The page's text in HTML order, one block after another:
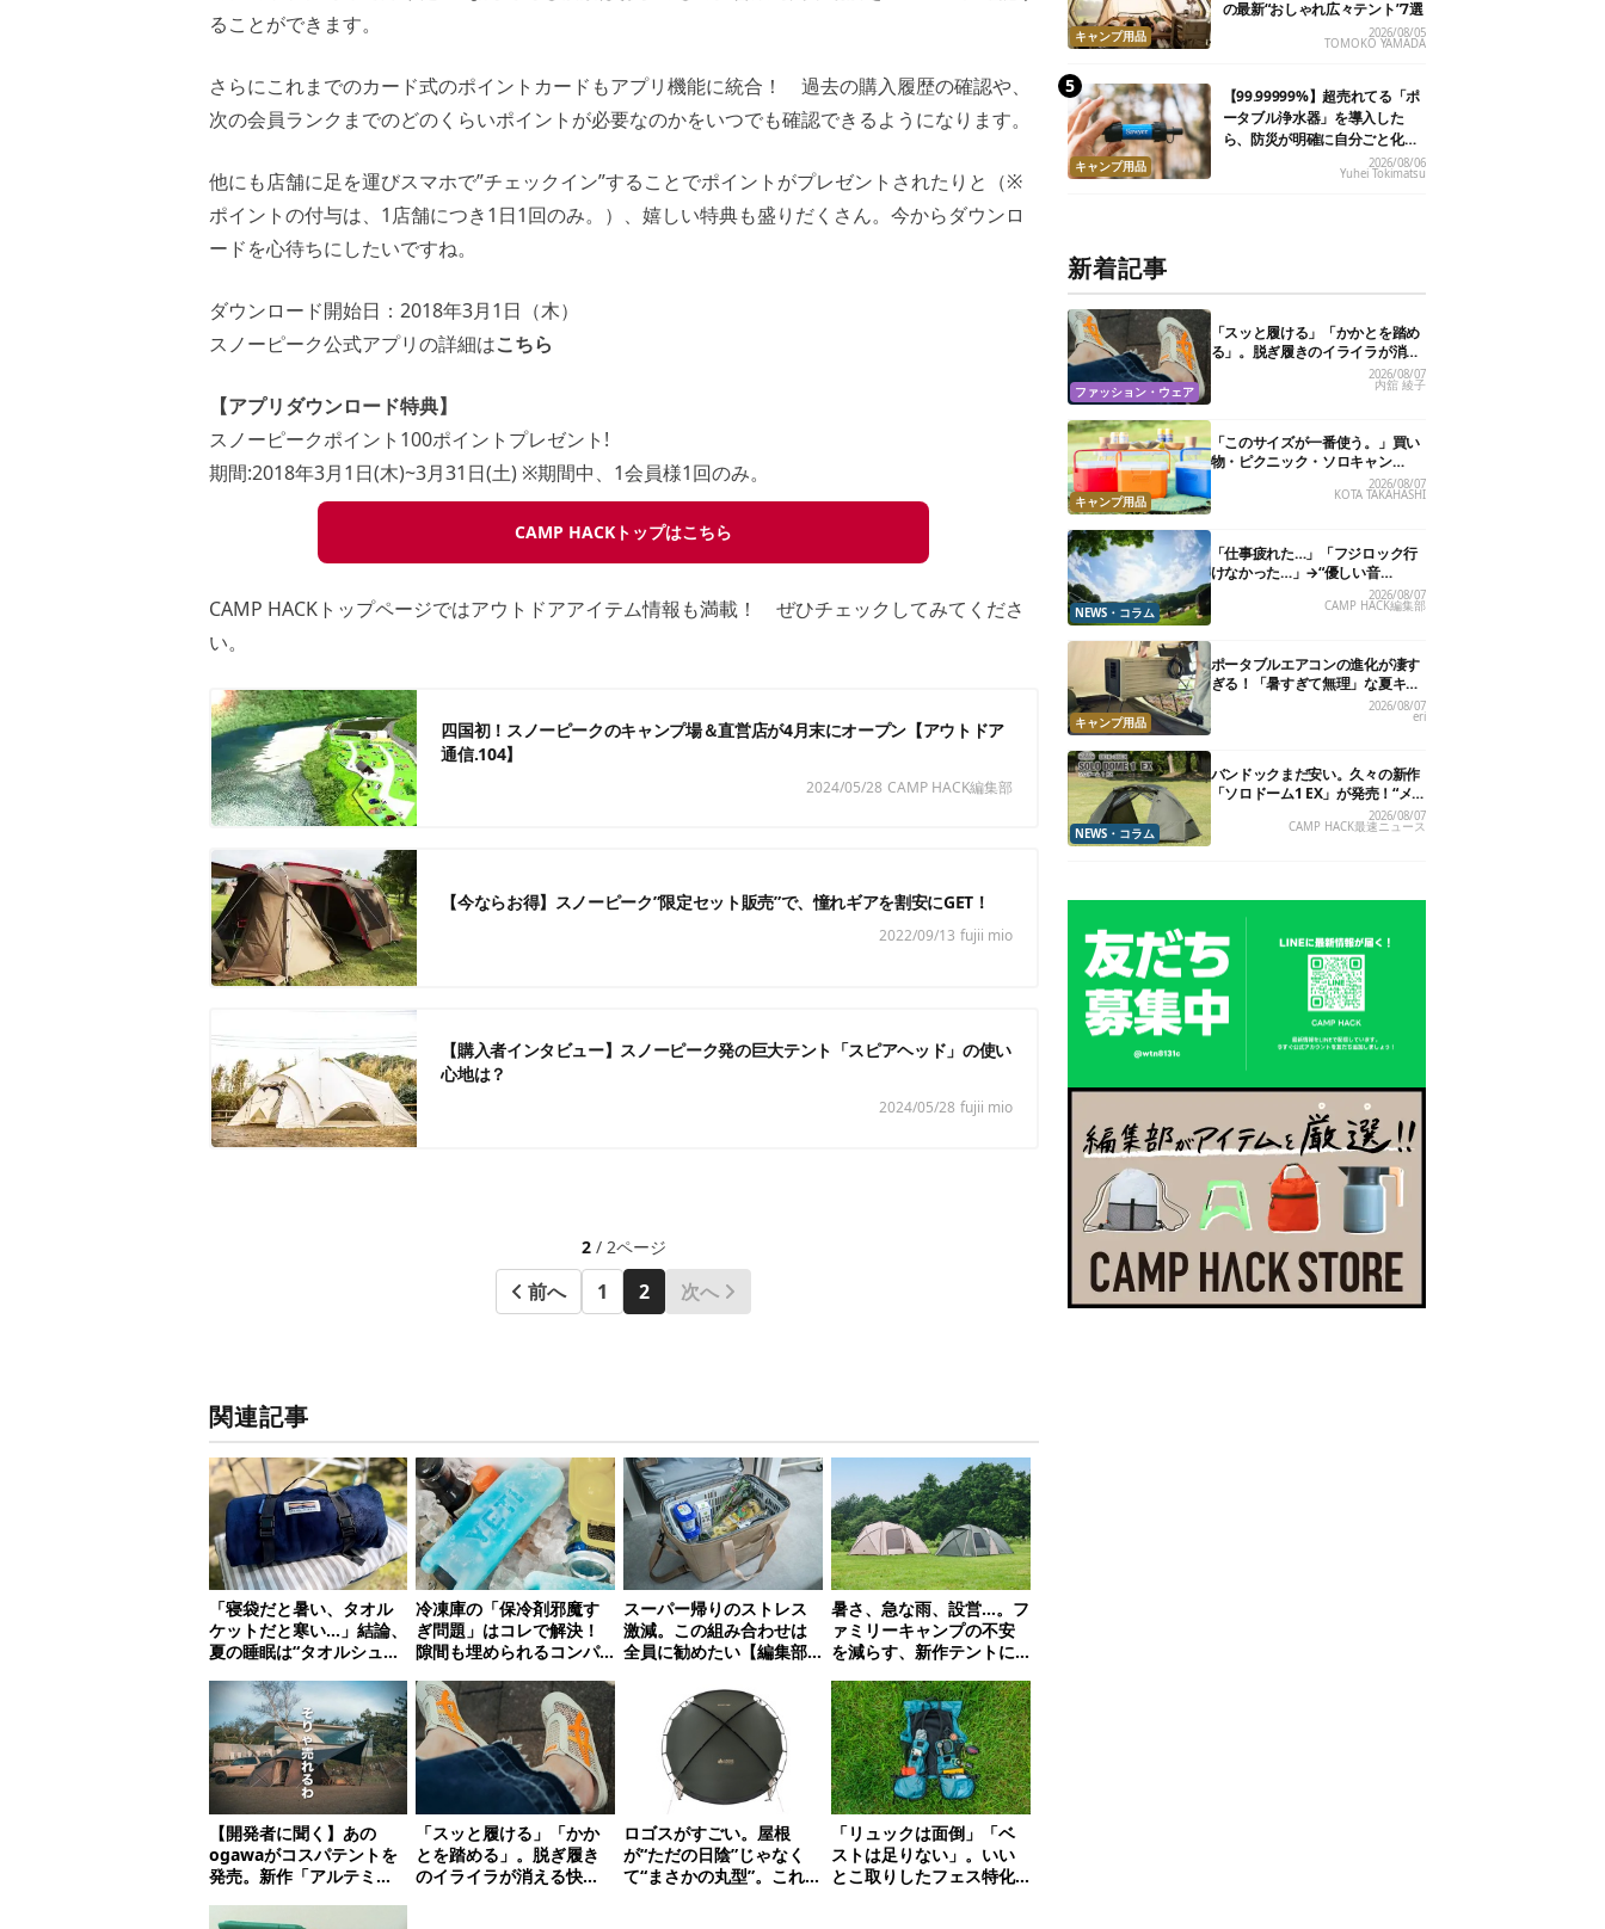
ることができます。
さらにこれまでのカード式のポイントカードもアプリ機能に統合！ 過去の購入履歴の確認や、
次の会員ランクまでのどのくらいポイントが必要なのかをいつでも確認できるようになります。
他にも店舗に足を運びスマホで”チェックイン”することでポイントがプレゼントされたりと（※
ポイントの付与は、1店舗につき1日1回のみ。）、嬉しい特典も盛りだくさん。今からダウンロ
ードを心待ちにしたいですね。
ダウンロード開始日：2018年3月1日（木）
スノーピーク公式アプリの詳細はこちら
【アプリダウンロード特典】
スノーピークポイント100ポイントプレゼント!
期間:2018年3月1日(木)~3月31日(土) ※期間中、1会員様1回のみ。
CAMP HACKトップはこちら
CAMP HACKトップページではアウトドアアイテム情報も満載！ ぜひチェックしてみてくださ
い。
四国初！スノーピークのキャンプ場＆直営店が4月末にオープン【アウトドア
通信.104】
2024/05/28 CAMP HACK編集部
【今ならお得】スノーピーク”限定セット販売”で、憧れギアを割安にGET！
2022/09/13 fujii mio
【購入者インタビュー】スノーピーク発の巨大テント「スピアヘッド」の使い
心地は？
2024/05/28 fujii mio
2/ 2ページ
前へ 1 2 次へ
関連記事
「寝袋だと暑い、タオル
ケットだと寒い…」結論、
夏の睡眠は“タオルシュラ
冷凍庫の「保冷剤邪魔す
ぎ問題」はコレで解決！
隙間も埋められるコンパ
スーパー帰りのストレス
激減。この組み合わせは
全員に勧めたい【編集部
暑さ、急な雨、設営…。フ
ァミリーキャンプの不安
を減らす、新作テントに
【開発者に聞く】あの
ogawaがコスパテントを
発売。新作「アルテミ
「スッと履ける」「かか
とを踏める」。脱ぎ履き
のイライラが消える快
ロゴスがすごい。屋根
が“ただの日陰”じゃなく
て“まさかの丸型”。これで
「リュックは面倒」「ベ
ストは足りない」。いい
とこ取りしたフェス特化
キャンプ用品
の最新“おしゃれ広々テント”7選
2026/08/05
TOMOKO YAMADA
キャンプ用品
【99.99999%】超売れてる「ポ
ータブル浄水器」を導入した
ら、防災が明確に自分ごと化し
2026/08/06
Yuhei Tokimatsu
新着記事
ファッション・ウェア
「スッと履ける」「かかとを踏め
る」。脱ぎ履きのイライラが消え
る快適“スニーカーサンダル”6選
2026/08/07
内舘 綾子
キャンプ用品
「このサイズが一番使う。」買い
物・ピクニック・ソロキャン
に“ちょうどいい”小型クーラーボ
ックス13選
2026/08/07
KOTA TAKAHASHI
NEWS・コラム
「仕事疲れた…」「フジロック行
けなかった…」→“優しい音
楽”と“大きな自然”で治癒。まだ間
に合います。
2026/08/07
CAMP HACK編集部
キャンプ用品
ポータブルエアコンの進化が凄す
ぎる！「暑すぎて無理」な夏キャ
ンプを激変させる最新5選2026/08/07
eri
NEWS・コラム
バンドックまだ安い。久々の新作
「ソロドーム1 EX」が発売！“メ
ッシュインナー”だけでも使える
よ【防災も◎】
2026/08/07
CAMP HACK最速ニュース